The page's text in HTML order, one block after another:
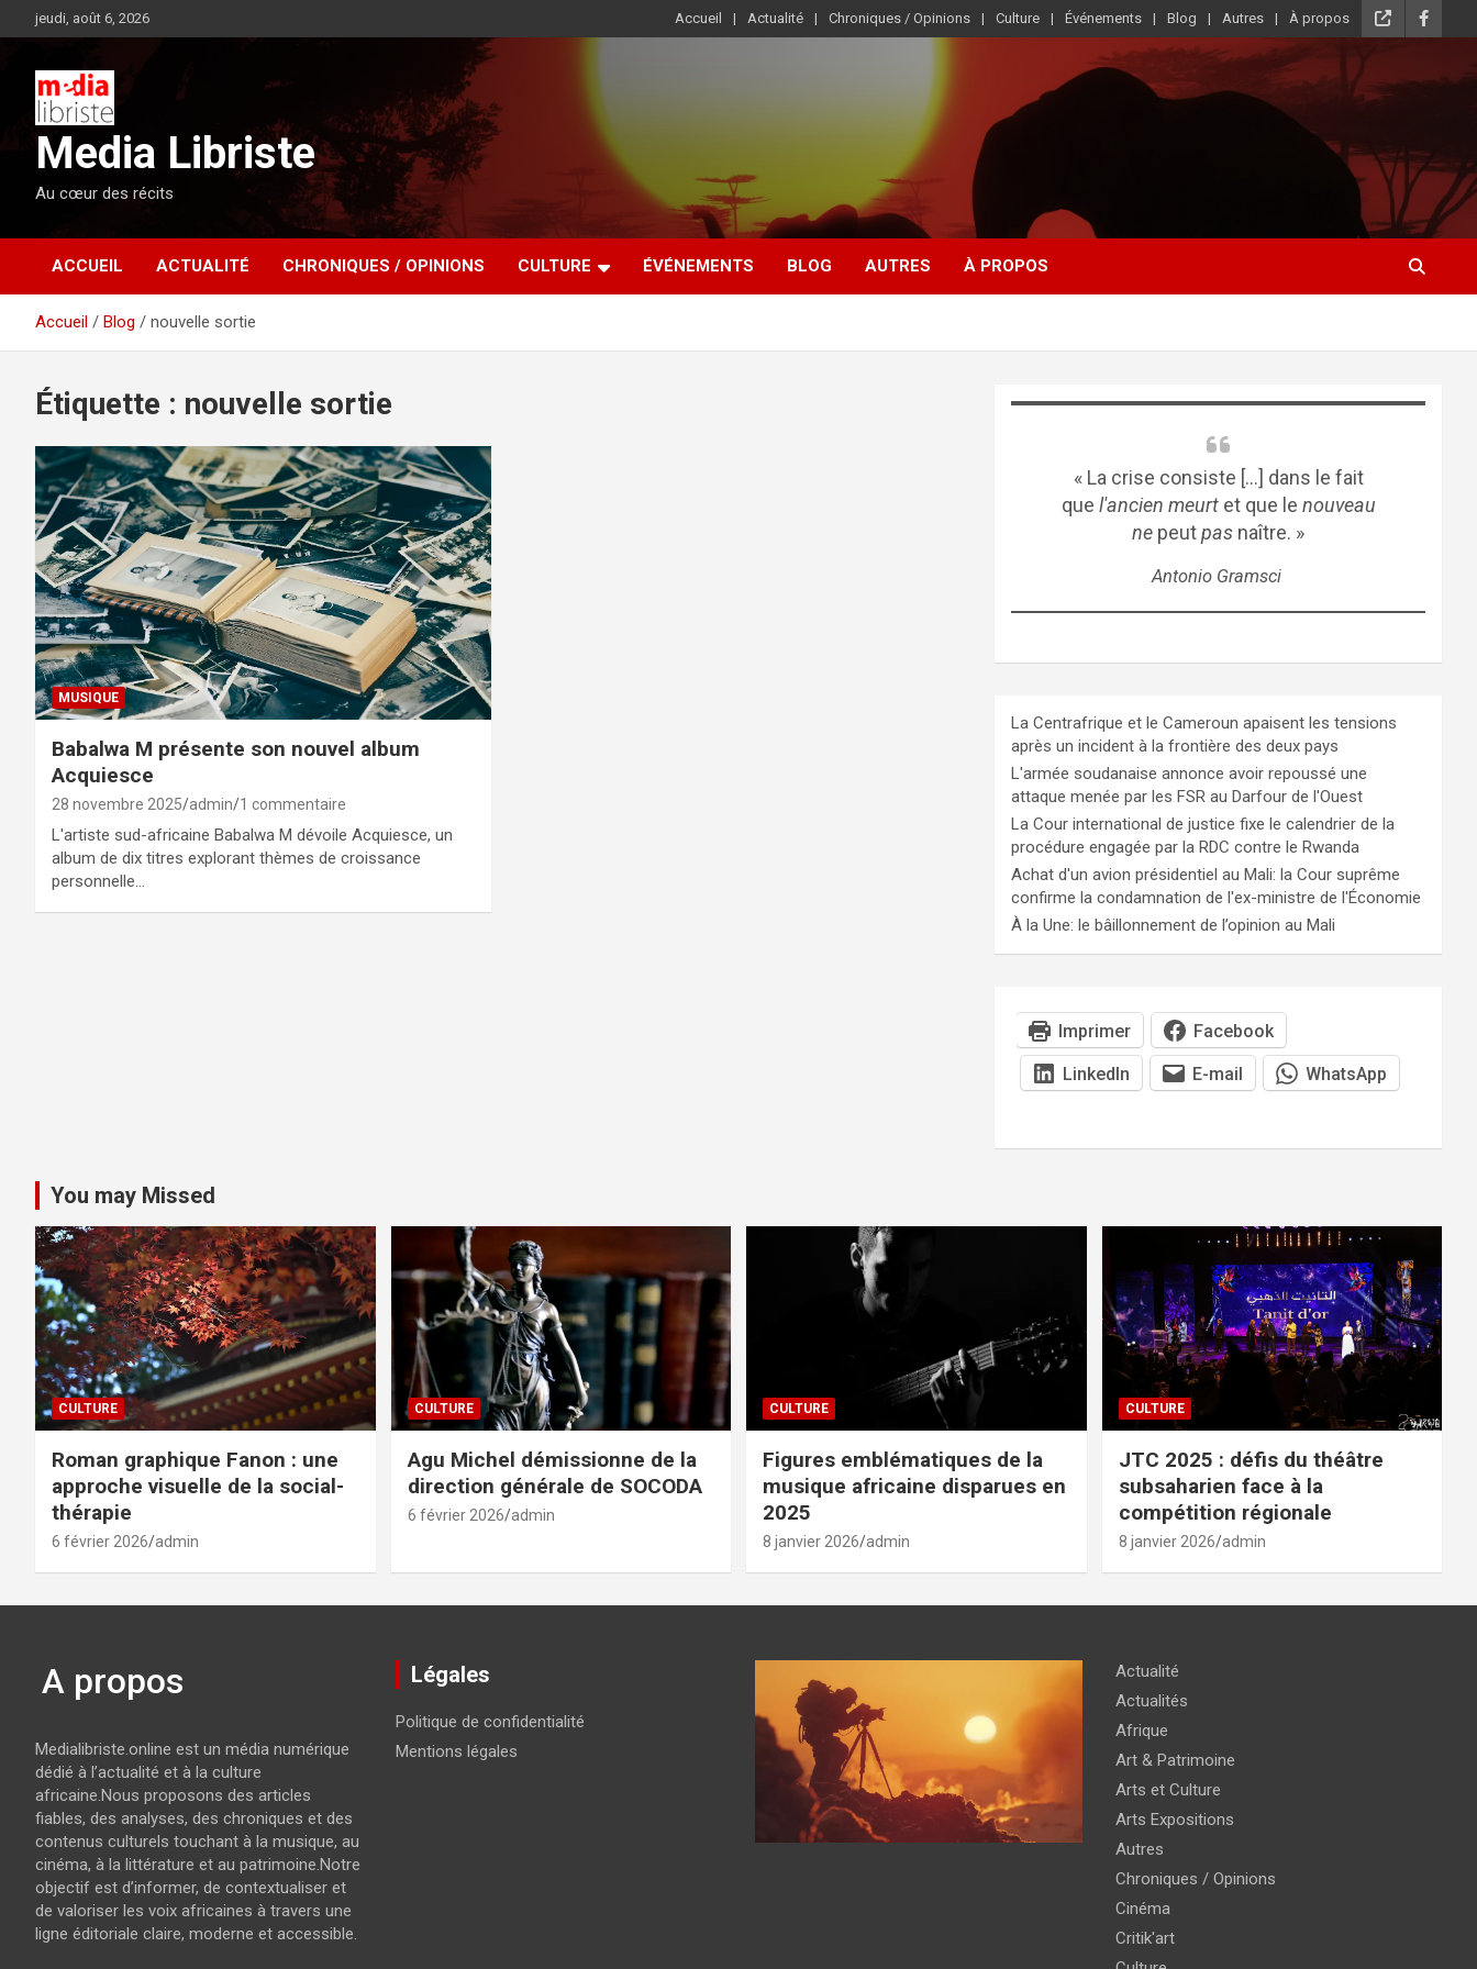
au
jeudi, août 6, 2026 Accueil Actualité Chroniques / Opinions Culture Événements Blog Autres À propos
Media Libriste
Au cœur des récits
ACCUEIL ACTUALITÉ CHRONIQUES / OPINIONS CULTURE ÉVÉNEMENTS BLOG AUTRES À PROPOS
Accueil Blog nouvelle sortie
Étiquette : nouvelle sortie
MUSIQUE
Babalwa M présente son nouvel album
Acquiesce
28 novembre 2025 admin 1 commentaire
L'artiste sud-africaine Babalwa M dévoile Acquiesce, un
album de dix titres explorant thèmes de croissance
personnelle…
« La crise consiste [...] dans le fait
que l'ancien meurtet que le nouveau
ne peutpas naître. »
Antonio Gramsci
La Centrafrique et le Cameroun apaisent les tensions
après un incident à la frontière des deux pays
L'armée soudanaise annonce avoir repoussé une
attaque menée par les FSR au Darfour de l'Ouest
La Cour international de justice fixe le calendrier de la
procédure engagée par la RDC contre le Rwanda
Achat d'un avion présidentiel au Mali: la Cour suprême
confirme la condamnation de l'ex-ministre de l'Économie
À la Une: le bâillonnement de l’opinion au Mali
Imprimer Facebook
LinkedIn E-mail WhatsApp
You may Missed
CULTURE
Roman graphique Fanon : une
approche visuelle de la social-
thérapie
6 février 2026 admin
CULTURE
Agu Michel démissionne de la
direction générale de SOCODA
6 février 2026 admin
CULTURE
Figures emblématiques de la
musique africaine disparues en
2025
8 janvier 2026 admin
CULTURE
JTC 2025 : défis du théâtre
subsaharien face à la
compétition régionale
8 janvier 2026 admin
A propos
Medialibriste.online est un média numérique
dédié à l’actualité et à la culture
africaine.Nous proposons des articles
fiables, des analyses, des chroniques et des
contenus culturels touchant à la musique, au
cinéma, à la littérature et au patrimoine.Notre
objectif est d’informer, de contextualiser et
de valoriser les voix africaines à travers une
ligne éditoriale claire, moderne et accessible.
Légales
Politique de confidentialité
Mentions légales
Actualité
Actualités
Afrique
Art & Patrimoine
Arts et Culture
Arts Expositions
Autres
Chroniques / Opinions
Cinéma
Critik'art